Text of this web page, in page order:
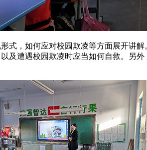
式，如何应对校园欺凌等方面展开讲
及遭遇校园欺凌时应当如何自救。另